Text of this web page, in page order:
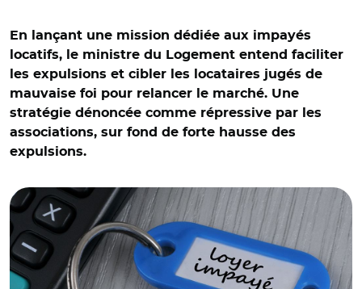
En lançant une mission dédiée aux impayés
locatifs, le ministre du Logement entend faciliter
les expulsions et cibler les locataires jugés de
mauvaise foi pour relancer le marché. Une
stratégie dénoncée comme répressive par les
associations, sur fond de forte hausse des
expulsions.